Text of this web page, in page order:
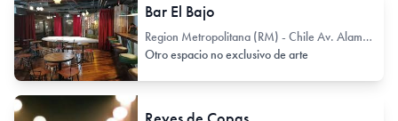
Bar El Bajo
Region Metropolitana (RM) - Chile Av. Alameda Libertador Bernardo O'Higgins 227
Otro espacio no exclusivo de arte